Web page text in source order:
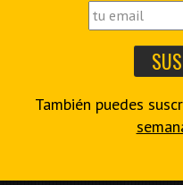
También puedes